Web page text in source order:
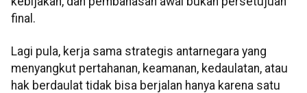
final.
Lagi pula, kerja sama strategis antarnegara yang
menyangkut pertahanan, keamanan, kedaulatan, atau
hak berdaulat tidak bisa berjalan hanya karena satu